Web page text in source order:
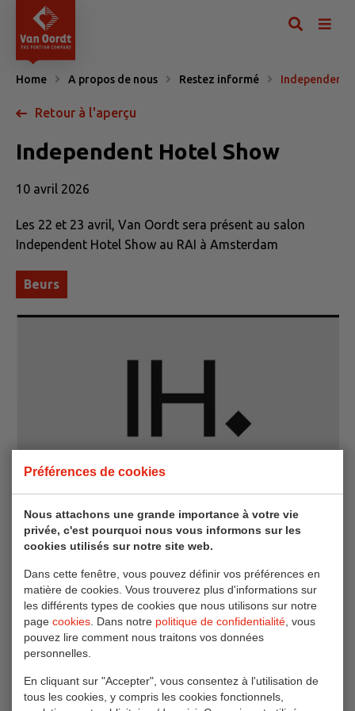
Préférences de cookies
Nous attachons une grande importance à votre vie
privée, c'est pourquoi nous vous informons sur les
cookies utilisés sur notre site web.
Dans cette fenêtre, vous pouvez définir vos préférences en
matière de cookies. Vous trouverez plus d'informations sur
les différents types de cookies que nous utilisons sur notre
page cookies . Dans notre politique de confidentialité , vous
pouvez lire comment nous traitons vos données
personnelles.
En cliquant sur "Accepter", vous consentez à l'utilisation de
tous les cookies, y compris les cookies fonctionnels,
Home A propos de nous Restez informé Independent
Retour à l'aperçu
Independent Hotel Show
10 avril 2026
Les 22 et 23 avril, Van Oordt sera présent au salon
Independent Hotel Show au RAI à Amsterdam
Beurs
Les 22 et 23 avril 2026, Van Oordt sera présent au RAI
Amsterdam à l'occasion de l'Independent Hotel Show.
d'élégance, de raffinement et d'une expérience client